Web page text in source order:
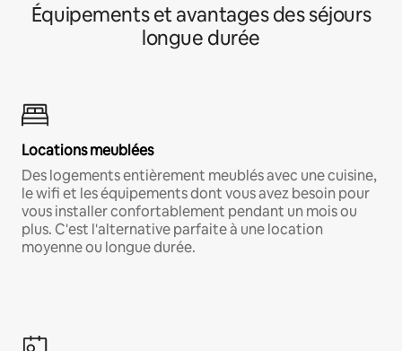
Équipements et avantages des séjours
longue durée
Locations meublées
Des logements entièrement meublés avec une cuisine,
le wifi et les équipements dont vous avez besoin pour
vous installer confortablement pendant un mois ou
plus. C'est l'alternative parfaite à une location
moyenne ou longue durée.